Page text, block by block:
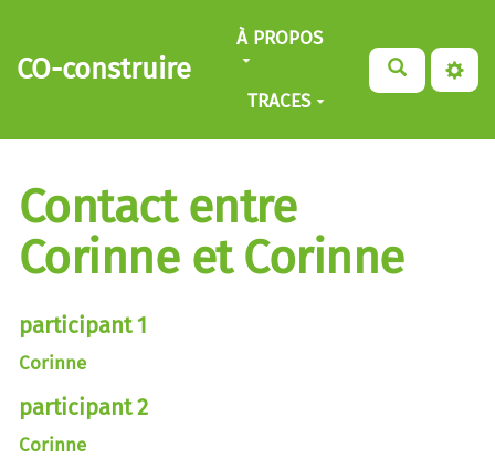
Aller au contenu principal
CO-construire
À PROPOS
TRACES
Contact entre
Corinne et Corinne
participant 1
Corinne
participant 2
Corinne